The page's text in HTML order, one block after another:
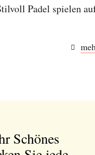
Padel spielen
Schönes